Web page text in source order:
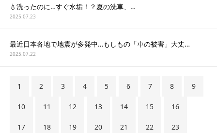
💧洗ったのに…すぐ水垢！？夏の洗車、…
2025.07.23
最近日本各地で地震が多発中…もしもの「車の被害」大丈…
2025.07.22
1 2 3 4 5 6 7 8 9
10 11 12 13 14 15 16
17 18 19 20 21 22 23